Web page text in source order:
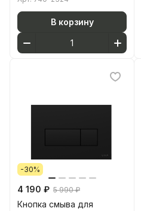
В корзину
-30%
4 190 ₽ 5 990 ₽
Кнопка смыва для